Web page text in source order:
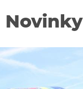
Novinky